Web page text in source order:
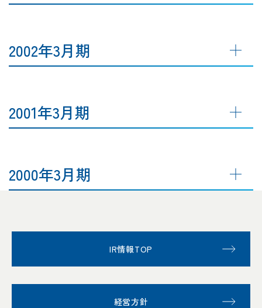
2002年3月期
2001年3月期
2000年3月期
IR情報TOP
経営方針